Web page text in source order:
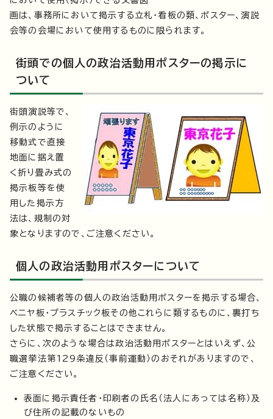
画は、事務所において掲示する立札・看板の類、ポスター、演説
会等の会場において使用するものに限られます。
街頭での個人の政治活動用ポスターの掲示に
ついて
街頭演説等で、
例示のように
移動式で直接
地面に据え置
く折り畳み式の
掲示板等を使
用した掲示方
法は、規制の対
象となりますので、ご注意ください。
個人の政治活動用ポスターについて
公職の候補者等の個人の政治活動用ポスターを掲示する場合、
ベニヤ板・プラスチック板その他これらに類するものに、裏打ち
した状態で掲示することはできません。
さらに、次のような場合は政治活動用ポスターとはいえず、公
職選挙法第129条違反（事前運動）のおそれがありますので、
ご注意ください。
表面に掲示責任者・印刷者の氏名（法人にあっては名称）及
び住所の記載のないもの